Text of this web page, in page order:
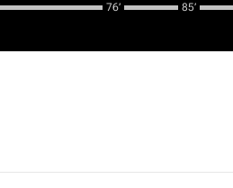
76‎’‎ 85‎’‎